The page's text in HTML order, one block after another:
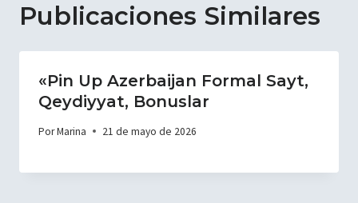
Publicaciones Similares
«Pin Up Azerbaijan Formal Sayt,
Qeydiyyat, Bonuslar
PorMarina 21 de mayo de 2026